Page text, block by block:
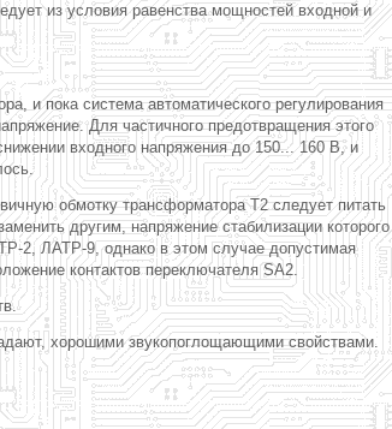
из условия равенства мощностей входной и
и пока система автоматического регулирования
Для частичного предотвращения этого
входного напряжения до 150... 160 В, и
обмотку трансформатора Т2 следует питать
другим, напряжение стабилизации которого
2, ЛАТР-9, однако в этом случае допустимая
контактов переключателя SA2.
хорошими звукопоглощающими свойствами.